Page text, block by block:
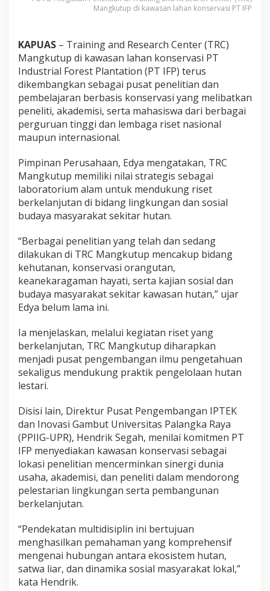
Mangkutup di kawasan lahan konservasi PT IFP
KAPUAS – Training and Research Center (TRC)
Mangkutup di kawasan lahan konservasi PT
Industrial Forest Plantation (PT IFP) terus
dikembangkan sebagai pusat penelitian dan
pembelajaran berbasis konservasi yang melibatkan
peneliti, akademisi, serta mahasiswa dari berbagai
perguruan tinggi dan lembaga riset nasional
maupun internasional.
Pimpinan Perusahaan, Edya mengatakan, TRC
Mangkutup memiliki nilai strategis sebagai
laboratorium alam untuk mendukung riset
berkelanjutan di bidang lingkungan dan sosial
budaya masyarakat sekitar hutan.
“Berbagai penelitian yang telah dan sedang
dilakukan di TRC Mangkutup mencakup bidang
kehutanan, konservasi orangutan,
keanekaragaman hayati, serta kajian sosial dan
budaya masyarakat sekitar kawasan hutan,” ujar
Edya belum lama ini.
Ia menjelaskan, melalui kegiatan riset yang
berkelanjutan, TRC Mangkutup diharapkan
menjadi pusat pengembangan ilmu pengetahuan
sekaligus mendukung praktik pengelolaan hutan
lestari.
Disisi lain, Direktur Pusat Pengembangan IPTEK
dan Inovasi Gambut Universitas Palangka Raya
(PPIIG-UPR), Hendrik Segah, menilai komitmen PT
IFP menyediakan kawasan konservasi sebagai
lokasi penelitian mencerminkan sinergi dunia
usaha, akademisi, dan peneliti dalam mendorong
pelestarian lingkungan serta pembangunan
berkelanjutan.
“Pendekatan multidisiplin ini bertujuan
menghasilkan pemahaman yang komprehensif
mengenai hubungan antara ekosistem hutan,
satwa liar, dan dinamika sosial masyarakat lokal,”
kata Hendrik.